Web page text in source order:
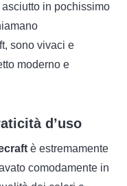
in pochissimo
sono vivaci e
moderno e
d’uso
è estremamente
comodamente in